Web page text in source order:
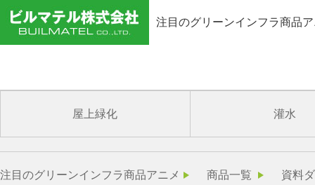
注目のグリーンインフラ商品
屋上緑化 灌水
注目のグリーンインフラ商品アニメ 商品一覧 資料